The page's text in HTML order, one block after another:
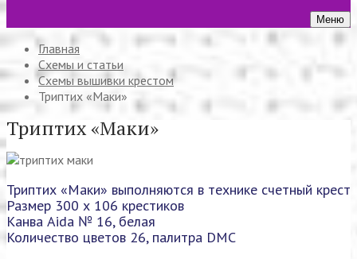
Меню
Главная
Схемы и статьи
Схемы вышивки крестом
Триптих «Маки»
Триптих «Маки»
Триптих «Маки» выполняются в технике счетный крест
Размер 300 х 106 крестиков
Канва Aida № 16, белая
Количество цветов 26, палитра DMC